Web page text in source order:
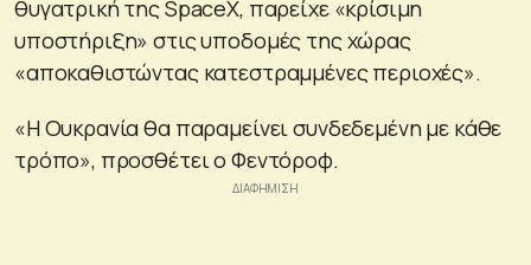
θυγατρική της SpaceX, παρείχε «κρίσιμη
υποστήριξη» στις υποδομές της χώρας
«αποκαθιστώντας κατεστραμμένες περιοχές».
«Η Ουκρανία θα παραμείνει συνδεδεμένη με κάθε
τρόπο», προσθέτει ο Φεντόροφ.